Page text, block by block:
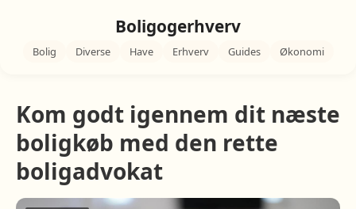
Boligogerhverv
Bolig Diverse Have Erhverv Guides Økonomi
Kom godt igennem dit næste
boligkøb med den rette
boligadvokat